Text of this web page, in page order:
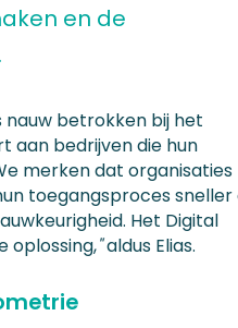
en de
nauw betrokken bij het
aan bedrijven die hun
merken dat organisaties
toegangsproces sneller
Het Digital
oplossing,"aldus Elias.